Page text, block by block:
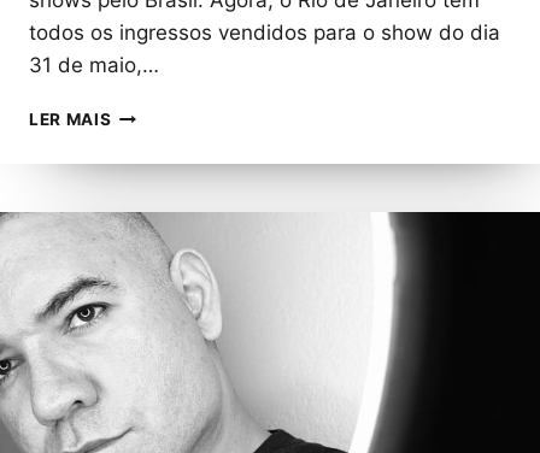
todos os ingressos vendidos para o show do dia
31 de maio,…
LER MAIS CAPITAL
DA
OUT
NO
RIO
DE
JANEIRO
ACÚSTICO
ANOS